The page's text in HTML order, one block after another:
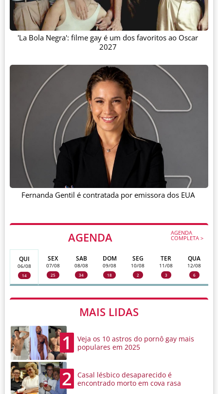
AGENDA AGENDA
COMPLETA >
QUI
06/08
14
SEX
07/08
25
SAB
08/08
34
DOM
09/08
18
SEG
10/08
2
TER
11/08
3
QUA
12/08
6
MAIS LIDAS
1
Veja os 10 astros do pornô gay mais
populares em 2025
2
Casal lésbico desaparecido é
encontrado morto em cova rasa
'La Bola Negra': filme gay é um dos favoritos ao Oscar
2027
Fernanda Gentil é contratada por emissora dos EUA